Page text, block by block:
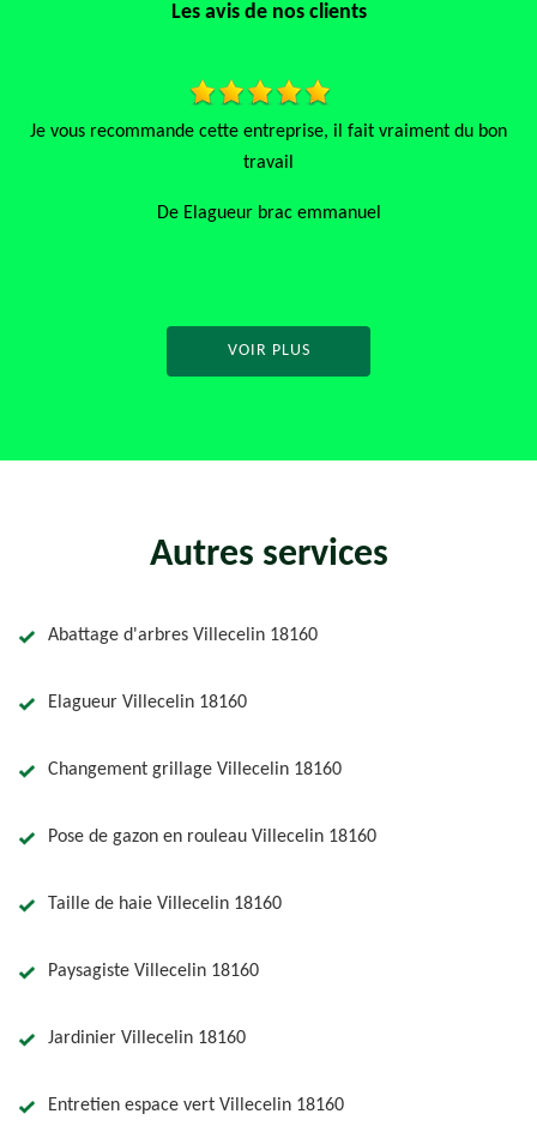
Les avis de nos clients
entreprise, il fait vraiment du bon
brac emmanuel
J’ai fait appel à cette
VOIR PLUS
Autres services
Abattage d'arbres Villecelin 18160
Elagueur Villecelin 18160
Changement grillage Villecelin 18160
Pose de gazon en rouleau Villecelin 18160
Taille de haie Villecelin 18160
Paysagiste Villecelin 18160
Jardinier Villecelin 18160
Entretien espace vert Villecelin 18160